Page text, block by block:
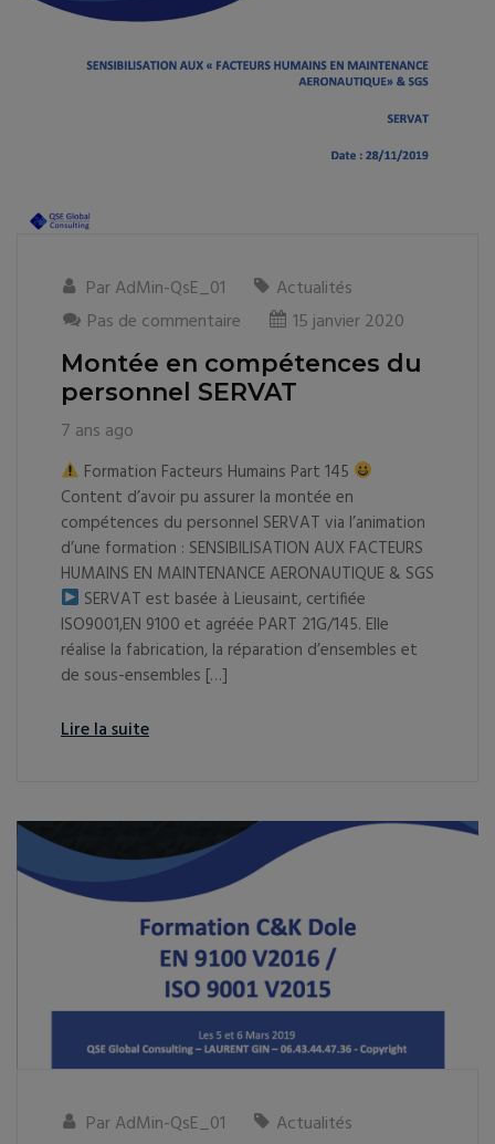
ParAdMin-QsE_01
Actualités
Pas de commentaire
15 janvier 2020
Montée en compétences du
personnel SERVAT
7 ans ago
Formation Facteurs Humains Part 145
Content d’avoir pu assurer la montée en
compétences du personnel SERVAT via l’animation
d’une formation : SENSIBILISATION AUX FACTEURS
HUMAINS EN MAINTENANCE AERONAUTIQUE & SGS
SERVAT est basée à Lieusaint, certifiée
ISO9001,EN 9100 et agréée PART 21G/145. Elle
réalise la fabrication, la réparation d’ensembles et
de sous-ensembles […]
Lire la suite
ParAdMin-QsE_01
Actualités